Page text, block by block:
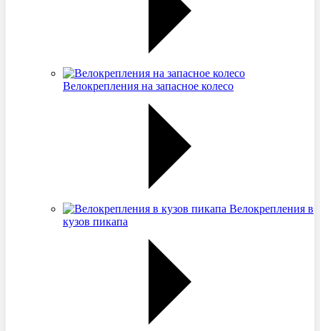
Велокрепления на запасное колесо
Велокрепления в
кузов пикапа